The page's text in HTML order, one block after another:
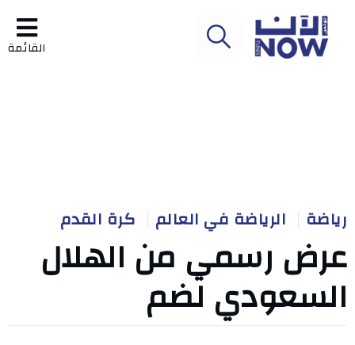
القائمة
رياضة الرياضة في العالم كرة القدم
عرض رسمي من الهلال
السعودي لضم